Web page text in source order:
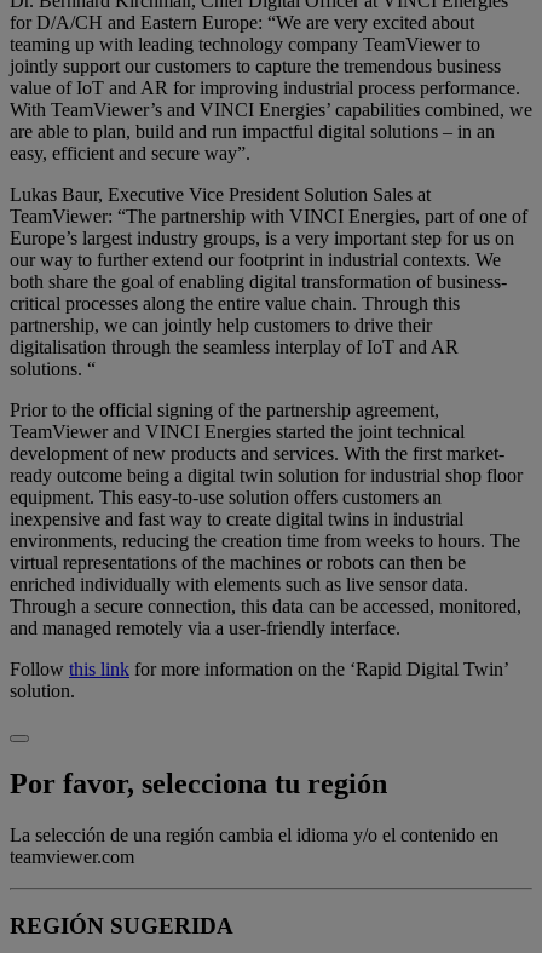
for D/A/CH and Eastern Europe: “We are very excited about
teaming up with leading technology company TeamViewer to
jointly support our customers to capture the tremendous business
value of IoT and AR for improving industrial process performance.
With TeamViewer’s and VINCI Energies’ capabilities combined, we
are able to plan, build and run impactful digital solutions – in an
easy, efficient and secure way”.
Lukas Baur, Executive Vice President Solution Sales at
TeamViewer: “The partnership with VINCI Energies, part of one of
Europe’s largest industry groups, is a very important step for us on
our way to further extend our footprint in industrial contexts. We
both share the goal of enabling digital transformation of business-
critical processes along the entire value chain. Through this
partnership, we can jointly help customers to drive their
digitalisation through the seamless interplay of IoT and AR
solutions. “
Prior to the official signing of the partnership agreement,
TeamViewer and VINCI Energies started the joint technical
development of new products and services. With the first market-
ready outcome being a digital twin solution for industrial shop floor
equipment. This easy-to-use solution offers customers an
inexpensive and fast way to create digital twins in industrial
environments, reducing the creation time from weeks to hours. The
virtual representations of the machines or robots can then be
enriched individually with elements such as live sensor data.
Through a secure connection, this data can be accessed, monitored,
and managed remotely via a user-friendly interface.
Follow this link for more information on the ‘Rapid Digital Twin’
solution.
Por favor, selecciona tu región
La selección de una región cambia el idioma y/o el contenido en
teamviewer.com
REGIÓN SUGERIDA